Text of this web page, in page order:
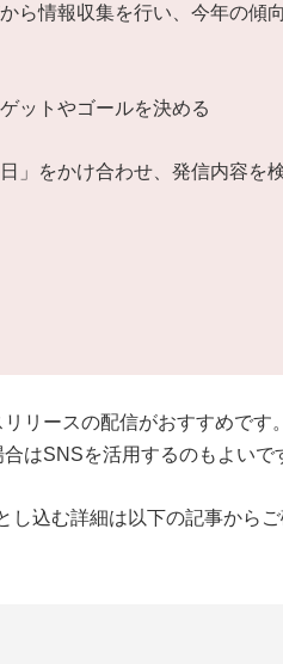
ら情報収集を行い、今年の傾
ットやゴールを決める
」をかけ合わせ、発信内容を
リースの配信がおすすめです
はSNSを活用するのもよいで
し込む詳細は以下の記事から